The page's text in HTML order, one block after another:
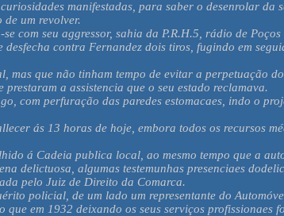
manifestadas, para saber o desenrolar da
um revolver.
com seu aggressor, sahia da P.R.H.5, rádio de
contra Fernandez dois tiros, fugindo em
mas que não tinham tempo de evitar a perpetuação
a assistencia que o seu estado reclamava.
com perfuração das paredes estomacaes, indo o
ás 13 horas de hoje, embora todos os recursos
á Cadeia publica local, ao mesmo tempo que a
delictuosa, algumas testemunhas presenciaes
pelo Juiz de Direito da Comarca.
policial, de um lado um representante do
em 1932 deixando os seus serviços profissionaes